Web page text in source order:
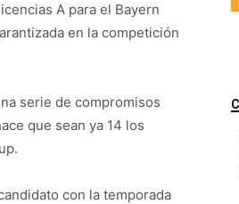
A para el Bayern
en la competición
serie de compromisos
que sean ya 14 los
con la temporada